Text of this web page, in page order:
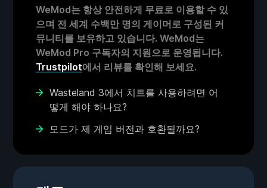
WeMod는 항상 안전하게 무료로 이용할 수 있
으며 전 세계 수백만 명의 게이머로 구성된 커
뮤니티를 보유하고 있습니다. WeMod는
WeMod Pro 구독자의 지원으로 운영됩니다.
Trustpilot에서 리뷰를 확인해 보세요.
Wasteland 3에서 치트를 사용하려면 어
떻게 해야 하나요?
모드가 제 게임 버전과 호환될까요?